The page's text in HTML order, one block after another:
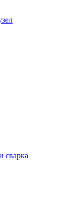
сварка